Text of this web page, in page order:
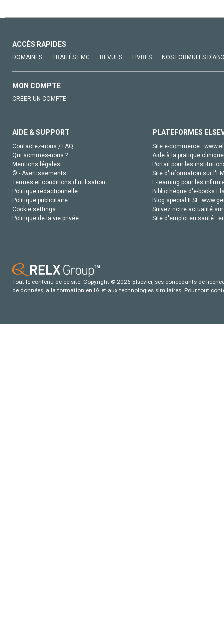
ACCÈS RAPIDES
DOMAINES TRAITÉS EMC REVUES LIVRES NOS FORMULES
MON COMPTE
CRÉER UN COMPTE
AIDE & SUPPORT
Contactez-nous / FAQ
Qui sommes-nous ?
Mentions légales
© - Avertissements
Termes et conditions d'utilisation
Politique rédactionnelle
Politique publicitaire
Cookie settings
Politique de la vie privée
PLATEFORMES
Site e-commerce :
Aide à la pratique
Portail pour les
Site d'information sur
E-learning pour les
Bibliothèque d'e-books
Blog special IFSI :
Suivez notre actualité
Site d'emploi en santé :
Tout le contenu de ce site: Copyright © 2026 Elsevier, ses concédants de
de données, a la formation en IA et aux technologies similaires. Pour tout